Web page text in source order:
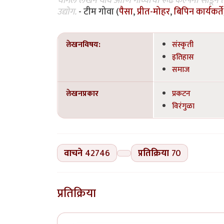
उद्योग.- टीम गोवा (पैसा,प्रीत-मोहर,बिपिन कार्यकर्ते
लेखनविषय:
संस्कृती
इतिहास
समाज
लेखनप्रकार
प्रकटन
विरंगुळा
वाचने 42746 प्रतिक्रिया 70
प्रतिक्रिया